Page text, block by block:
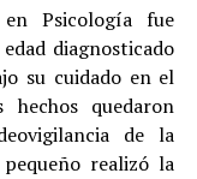
Psicología fue
diagnosticado
su cuidado en el
quedaron
de la
realizó la